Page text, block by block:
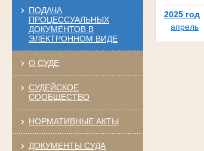
ПОДАЧА
ПРОЦЕССУАЛЬНЫХ
ДОКУМЕНТОВ В
ЭЛЕКТРОННОМ ВИДЕ
О СУДЕ
СУДЕЙСКОЕ
СООБЩЕСТВО
НОРМАТИВНЫЕ АКТЫ
ДОКУМЕНТЫ СУДА
2025 год
апрель